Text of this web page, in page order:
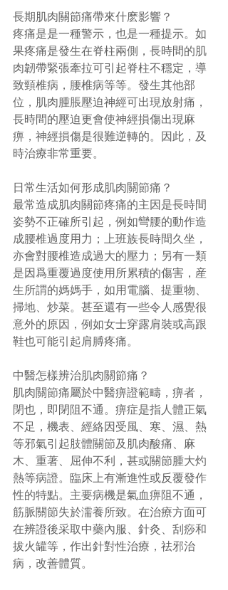
長期肌肉關節痛帶來什麽影響？
疼痛是是一種警示，也是一種提示。如
果疼痛是發生在脊柱兩側，長時間的肌
肉韌帶緊張牽拉可引起脊柱不穩定，導
致頸椎病，腰椎病等等。發生其他部
位，肌肉腫脹壓迫神經可出現放射痛，
長時間的壓迫更會使神經損傷出現麻
痹，神經損傷是很難逆轉的。因此，及
時治療非常重要。
日常生活如何形成肌肉關節痛？
最常造成肌肉關節疼痛的主因是長時間
姿勢不正確所引起，例如彎腰的動作造
成腰椎過度用力；上班族長時間久坐，
亦會對腰椎造成過大的壓力；另有一類
是因爲重覆過度使用所累積的傷害，産
生所謂的媽媽手，如用電腦、提重物、
掃地、炒菜。甚至還有一些令人感覺很
意外的原因，例如女士穿露肩裝或高跟
鞋也可能引起肩膊疼痛。
中醫怎樣辨治肌肉關節痛？
肌肉關節痛屬於中醫痹證範疇，痹者，
閉也，即閉阻不通。痹症是指人體正氣
不足，機表、經絡因受風、寒、濕、熱
等邪氣引起肢體關節及肌肉酸痛、麻
木、重著、屈伸不利，甚或關節腫大灼
熱等病證。臨床上有漸進性或反覆發作
性的特點。主要病機是氣血痹阻不通，
筋脈關節失於濡養所致。在治療方面可
在辨證後采取中藥內服、針灸、刮痧和
拔火罐等，作出針對性治療，祛邪治
病，改善體質。